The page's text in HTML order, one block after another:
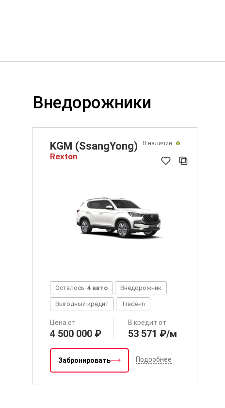
Внедорожники
В наличии
KGM (SsangYong)
Rexton
Осталось: 4 авто Внедорожник
Выгодный кредит Trade-in
Цена от
4 500 000 ₽
В кредит от
53 571 ₽/м
Забронировать Подробнее